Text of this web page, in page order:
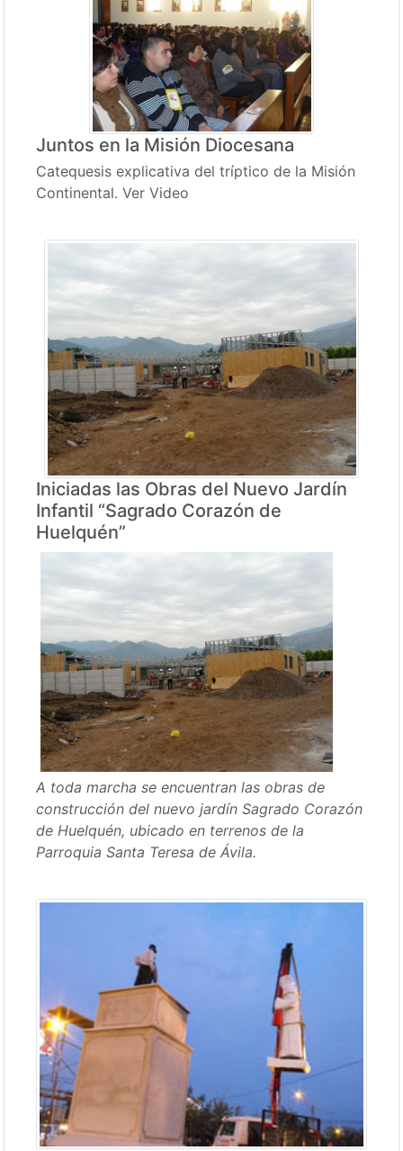
Juntos en la Misión Diocesana
Catequesis explicativa del tríptico de la Misión
Continental. Ver Video
Iniciadas las Obras del Nuevo Jardín
Infantil “Sagrado Corazón de
Huelquén”
A toda marcha se encuentran las obras de
construcción del nuevo jardín Sagrado Corazón
de Huelquén, ubicado en terrenos de la
Parroquia Santa Teresa de Ávila.